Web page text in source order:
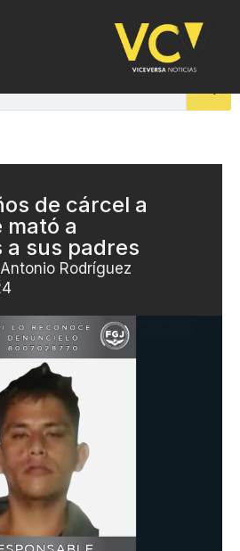
de cárcel a
mató a
a sus padres
Rodríguez